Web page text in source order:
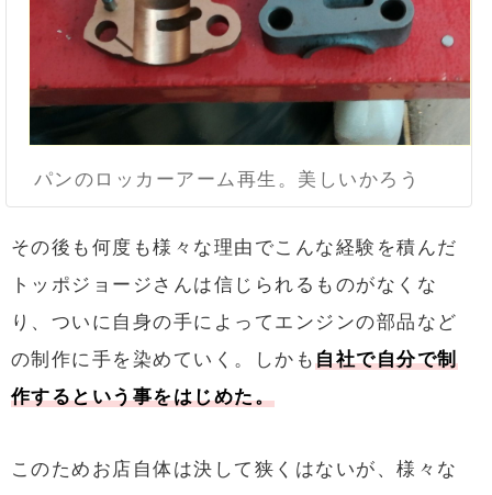
パンのロッカーアーム再生。美しいかろう
その後も何度も様々な理由でこんな経験を積んだ
トッポジョージさんは信じられるものがなくな
り、ついに自身の手によってエンジンの部品など
の制作に手を染めていく。しかも自社で自分で制
作するという事をはじめた。
このためお店自体は決して狭くはないが、様々な